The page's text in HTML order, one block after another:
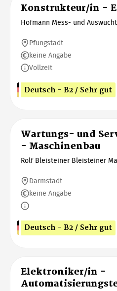
Konstrukteur/in -
Hofmann Mess- und
Pfungstadt
keine Angabe
Vollzeit
Deutsch - B2 / Sehr gut
Wartungs- und
- Maschinenbau
Rolf Bleisteiner Bleisteiner
Darmstadt
keine Angabe
Deutsch - B2 / Sehr gut
Elektroniker/in -